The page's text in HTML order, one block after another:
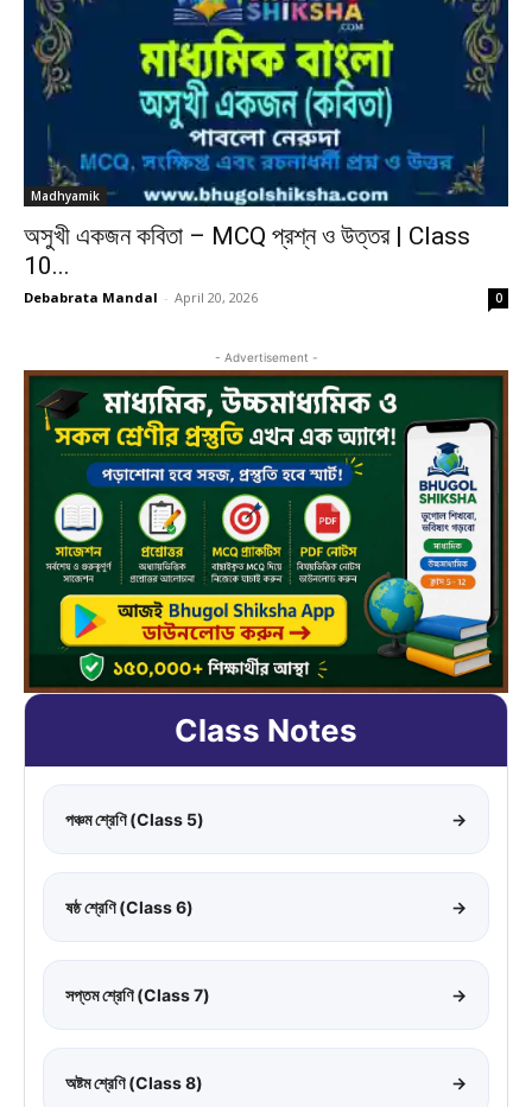
Madhyamik
অসুখী একজন কবিতা – MCQ প্রশ্ন ও উত্তর | Class
10...
Debabrata Mandal - April 20, 2026 0
- Advertisement -
Class Notes
পঞ্চম শ্রেণি (Class 5) →
ষষ্ঠ শ্রেণি (Class 6) →
সপ্তম শ্রেণি (Class 7) →
অষ্টম শ্রেণি (Class 8) →